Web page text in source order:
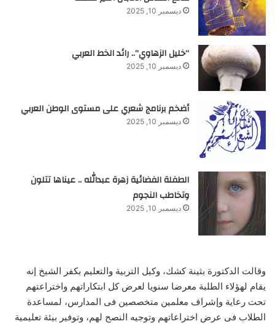
ديسمبر 10, 2025
“خليل الزهاوي”.. رائد الخط العربي
ديسمبر 10, 2025
أضخم برنامج شعري على مستوى الوطن العربي
ديسمبر 10, 2025
الطفلة الفضائية زهرة عبدالله .. عيناها تتلون
وتخاطب النجوم
ديسمبر 10, 2025
وقالت الدكتورة بثينة كشك، وكيل التربية والتعليم بكفر الشيخ إنه
يقام لهؤلاء الطلبة معرضا سنويا لعرض كل ابتكاراتهم واختراعتهم
تحت رعاية وإشراف معلمين متخصصين فى المدارس، لمساعدة
الطلاب فى عرض اختراعاتهم وتوجيه النصح لهم، وتوفير بيئة تعليمية